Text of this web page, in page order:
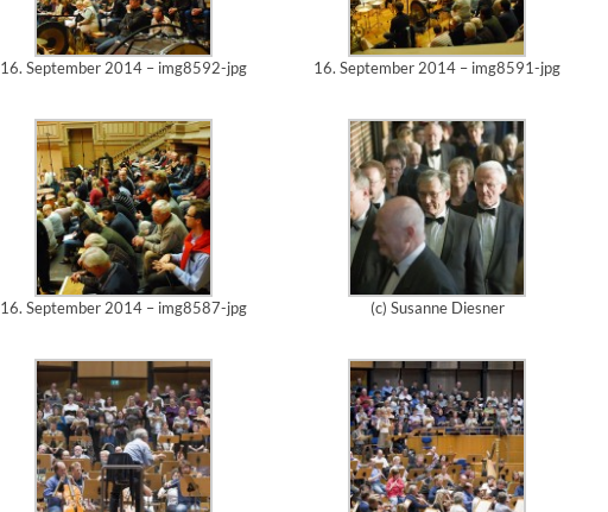
16. September 2014 – img8592-jpg 16. September 2014 – img8591-jpg
16. September 2014 – img8587-jpg (c) Susanne Diesner